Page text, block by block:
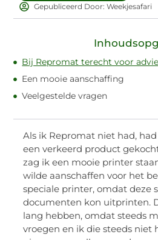
Gepubliceerd Door: Weekjesafari
Bij Repromat terecht voor
Een mooie aanschaffing
Veelgestelde vragen
Als ik Repromat niet had,
een verkeerd product
zag ik een mooie printer
wilde aanschaffen voor het
speciale printer, omdat deze
documenten kon uitprinten.
lang hebben, omdat steeds
vroegen en ik die steeds niet